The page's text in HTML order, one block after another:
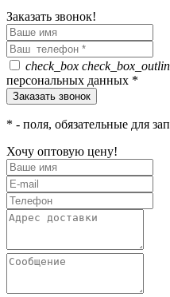
Заказать звонок!
check_box
персональных данных *
* - поля, обязательные для
Хочу оптовую цену!